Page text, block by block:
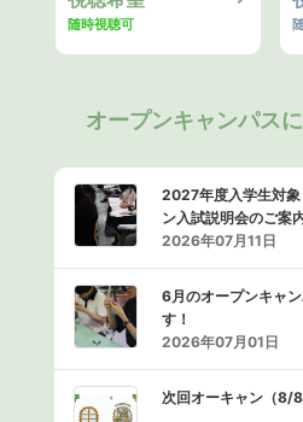
随時視聴可
オープンキャンパス
2027年度入学生対
ン入試説明会のご案
2026年07月11日
6月のオープンキャ
す！
2026年07月01日
次回オーキャン（8/